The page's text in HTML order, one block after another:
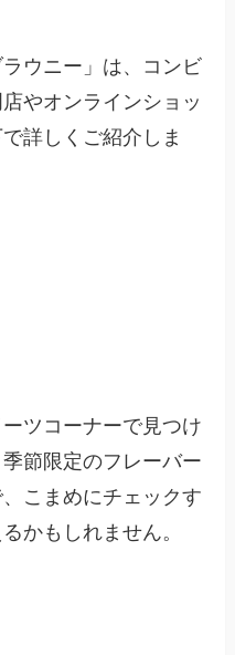
ウニー」は、コンビ
やオンラインショッ
詳しくご紹介しま
ツコーナーで見つけ
節限定のフレーバー
こまめにチェックす
かもしれません。